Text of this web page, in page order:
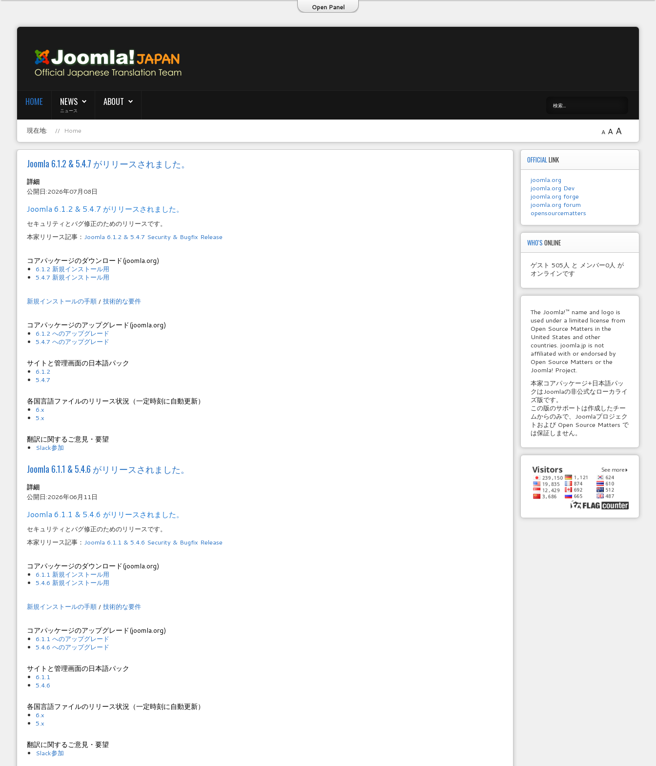
Open Panel
HOME NEWS
ニュース
ABOUT
現在地: Home A A A
Joomla 6.1.2 & 5.4.7 がリリースされました。
詳細
公開日:2026年07月08日
Joomla 6.1.2 & 5.4.7 がリリースされました。
セキュリティとバグ修正のためのリリースです。
本家リリース記事： Joomla 6.1.2 & 5.4.7 Security & Bugfix Release
コアパッケージのダウンロード(joomla.org)
6.1.2 新規インストール用
5.4.7 新規インストール用
新規インストールの手順/ 技術的な要件
コアパッケージのアップグレード(joomla.org)
6.1.2 へのアップグレード
5.4.7 へのアップグレード
サイトと管理画面の日本語パック
6.1.2
5.4.7
各国言語ファイルのリリース状況（一定時刻に自動更新）
6.x
5.x
翻訳に関するご意見・要望
Slack参加
Joomla 6.1.1 & 5.4.6 がリリースされました。
詳細
公開日:2026年06月11日
Joomla 6.1.1 & 5.4.6 がリリースされました。
セキュリティとバグ修正のためのリリースです。
本家リリース記事： Joomla 6.1.1 & 5.4.6 Security & Bugfix Release
コアパッケージのダウンロード(joomla.org)
6.1.1 新規インストール用
5.4.6 新規インストール用
新規インストールの手順/ 技術的な要件
コアパッケージのアップグレード(joomla.org)
6.1.1 へのアップグレード
5.4.6 へのアップグレード
サイトと管理画面の日本語パック
6.1.1
5.4.6
各国言語ファイルのリリース状況（一定時刻に自動更新）
6.x
5.x
翻訳に関するご意見・要望
Slack参加
OFFICIALLINK
joomla.org
joomla.org Dev
joomla.org forge
joomla.org forum
opensourcematters
WHO'SONLINE
ゲスト 505人 と メンバー0人 が
オンラインです
The Joomla!™ name and logo is
used under a limited license from
Open Source Matters in the
United States and other
countries. joomla.jp is not
affiliated with or endorsed by
Open Source Matters or the
Joomla! Project.
本家コアパッケージ+日本語パッ
クはJoomlaの非公式なローカライ
ズ版です。
この版のサポートは作成したチー
ムからのみで、Joomlaプロジェク
トおよび Open Source Matters で
は保証しません。